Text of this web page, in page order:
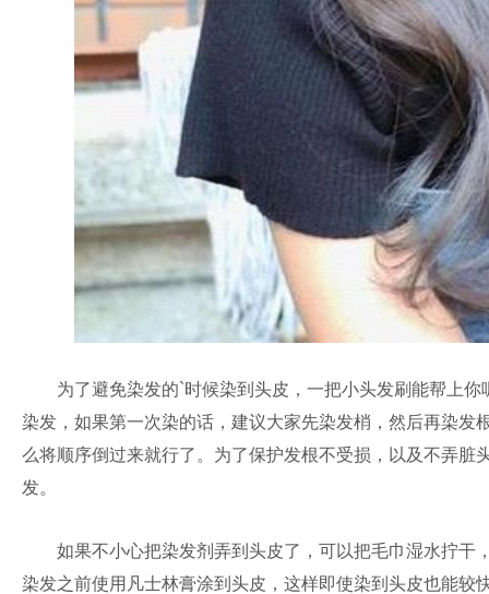
为了避免染发的`时候染到头皮，一把小头发刷能帮上你
染发，如果第一次染的话，建议大家先染发梢，然后再染
么将顺序倒过来就行了。为了保护发根不受损，以及不弄
发。
如果不小心把染发剂弄到头皮了，可以把毛巾湿水拧干
染发之前使用凡士林膏涂到头皮，这样即使染到头皮也能较